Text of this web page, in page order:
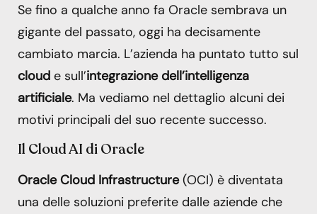
Se fino a qualche anno fa Oracle sembrava un
gigante del passato, oggi ha decisamente
cambiato marcia. L’azienda ha puntato tutto sul
cloud e sull’integrazione dell’intelligenza
artificiale. Ma vediamo nel dettaglio alcuni dei
motivi principali del suo recente successo.
Il Cloud AI di Oracle
Oracle Cloud Infrastructure(OCI) è diventata
una delle soluzioni preferite dalle aziende che